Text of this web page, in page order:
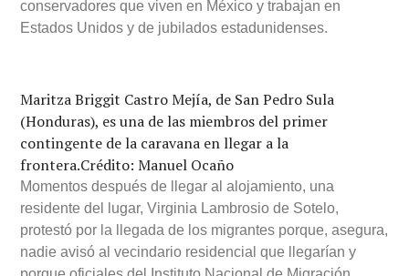
conservadores que viven en México y trabajan en
Estados Unidos y de jubilados estadunidenses.